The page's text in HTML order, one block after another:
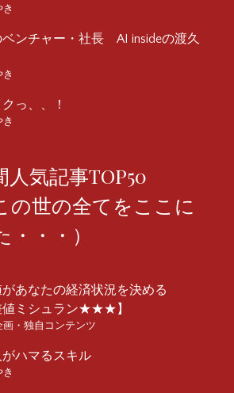
ンチャー・社長 AI insideの渡久
っ、、！
人気記事TOP50
の世の全てをここに
・・）
があなたの経済状況を決める
ミシュラン★★★】
画・独自コンテンツ
ハマるスキル